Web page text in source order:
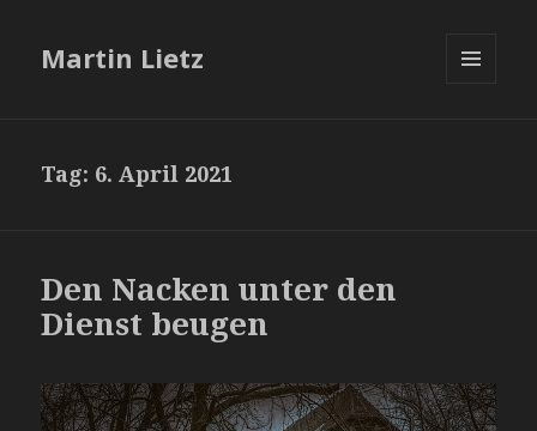
Martin Lietz
Tag: 6. April 2021
Den Nacken unter den
Dienst beugen